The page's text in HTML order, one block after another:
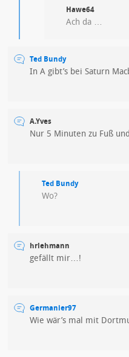
Hawe64
Ach da …
Ted Bundy
In A gibt’s bei Saturn
A.Yves
Nur 5 Minuten zu Fuß
Ted Bundy
Wo?
hrlehmann
gefällt mir…!
Germanier97
Wie wär’s mal mit